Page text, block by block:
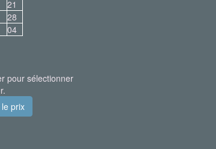
21
28
04
pour sélectionner